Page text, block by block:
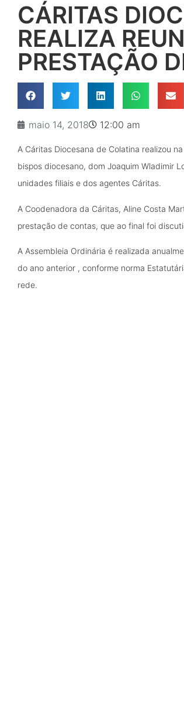
CÁRITAS
REALIZA
PRESTAÇÃO
maio 14, 2018 12:00 am
A Cáritas Diocesana de Colatina realizou
bispos diocesano, dom Joaquim Wladimir
unidades filiais e dos agentes Cáritas.
A Coodenadora da Cáritas, Aline Costa
prestação de contas, que ao final foi
A Assembleia Ordinária é realizada
do ano anterior , conforme norma
rede.